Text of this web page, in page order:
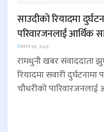
साउदीको रियादमा
परिवारजनलाई आर्थिक
साउन १४, २०८३
रामधुनी खबर संवाददाता
रियादमा सवारी
चौधरीको पारिवारजनलाई